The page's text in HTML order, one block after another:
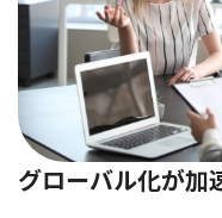
グローバル化が加